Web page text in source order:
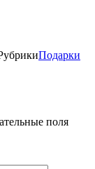
Подарки
поля